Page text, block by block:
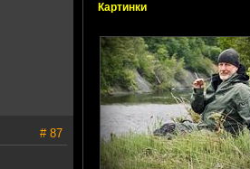
Картинки
# 87